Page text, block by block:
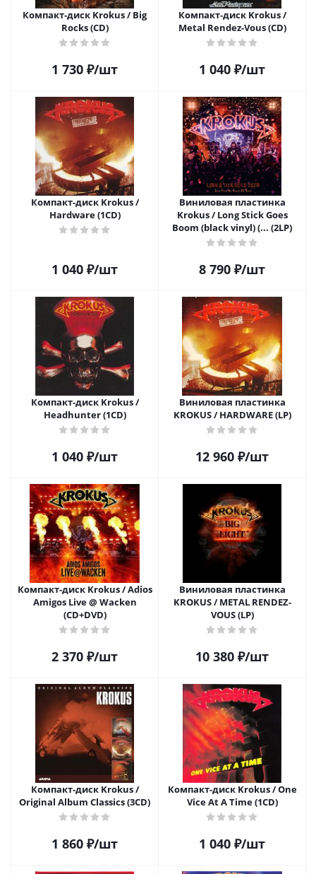
Компакт-диск Krokus / Big
Rocks (CD)
1 730 ₽/шт
Компакт-диск Krokus /
Metal Rendez-Vous (CD)
1 040 ₽/шт
Компакт-диск Krokus /
Hardware (1CD)
1 040 ₽/шт
Виниловая пластинка
Krokus / Long Stick Goes
Boom (black vinyl) (... (2LP)
8 790 ₽/шт
Компакт-диск Krokus /
Headhunter (1CD)
1 040 ₽/шт
Виниловая пластинка
KROKUS / HARDWARE (LP)
12 960 ₽/шт
Компакт-диск Krokus / Adios
Amigos Live @ Wacken
(CD+DVD)
2 370 ₽/шт
Виниловая пластинка
KROKUS / METAL RENDEZ-
VOUS (LP)
10 380 ₽/шт
Компакт-диск Krokus /
Original Album Classics (3CD)
1 860 ₽/шт
Компакт-диск Krokus / One
Vice At A Time (1CD)
1 040 ₽/шт